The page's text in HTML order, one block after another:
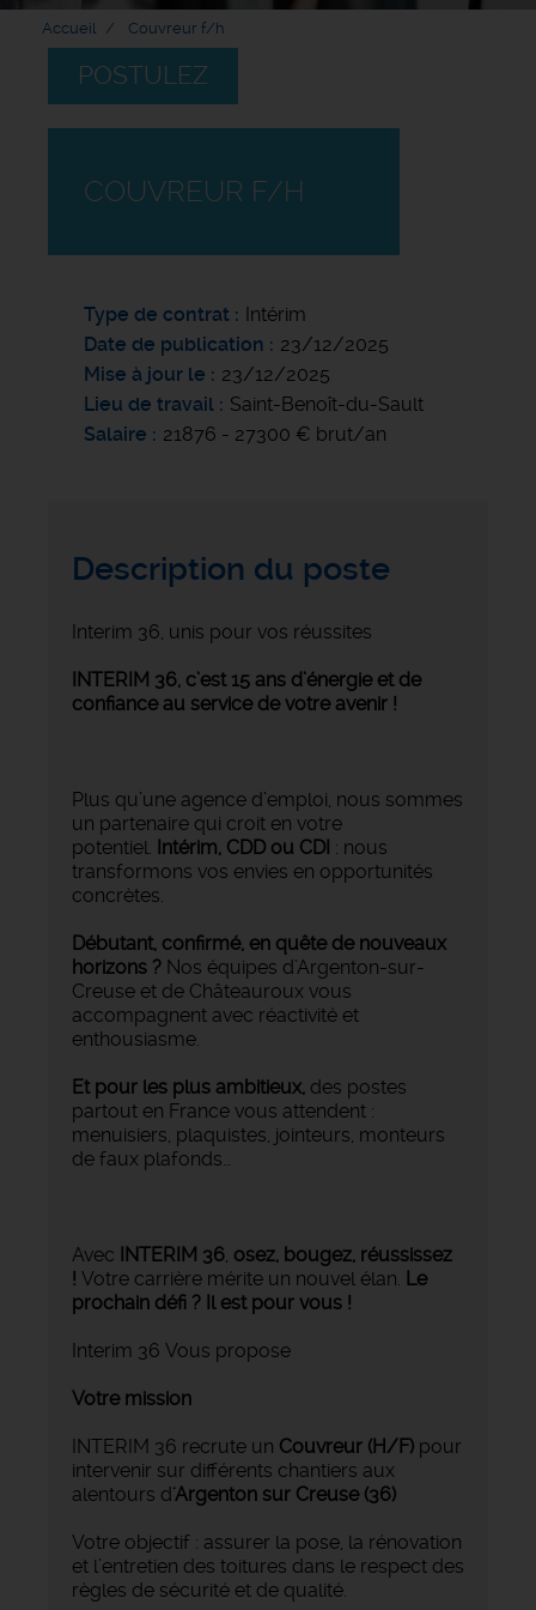
Accueil Couvreur f/h
POSTULEZ
COUVREUR F/H
Type de contrat
Intérim
Date de publication
23/12/2025
Mise à jour le
23/12/2025
Lieu de travail
Saint-Benoît-du-Sault
Salaire
21876 - 27300 € brut/an
Description du poste
Interim 36, unis pour vos réussites
INTERIM 36, c’est 15 ans d’énergie et de
confiance au service de votre avenir !
Plus qu’une agence d’emploi, nous sommes
un partenaire qui croit en votre
potentiel. Intérim, CDD ou CDI : nous
transformons vos envies en opportunités
concrètes.
Débutant, confirmé, en quête de nouveaux
horizons ? Nos équipes d’Argenton-sur-
Creuse et de Châteauroux vous
accompagnent avec réactivité et
enthousiasme.
Et pour les plus ambitieux, des postes
partout en France vous attendent :
menuisiers, plaquistes, jointeurs, monteurs
de faux plafonds…
Avec INTERIM 36, osez, bougez, réussissez
! Votre carrière mérite un nouvel élan. Le
prochain défi ? Il est pour vous !
Interim 36 Vous propose
Votre mission
INTERIM 36 recrute un Couvreur (H/F) pour
intervenir sur différents chantiers aux
alentours d'Argenton sur Creuse (36)
Votre objectif : assurer la pose, la rénovation
et l’entretien des toitures dans le respect des
règles de sécurité et de qualité.